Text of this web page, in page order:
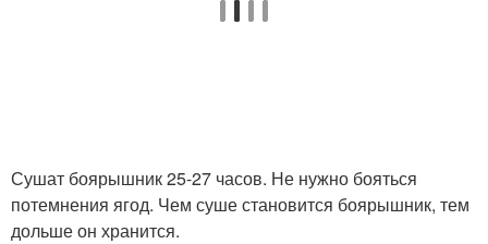
Сушат боярышник 25-27 часов. Не нужно бояться
потемнения ягод. Чем суше становится боярышник, тем
дольше он хранится.